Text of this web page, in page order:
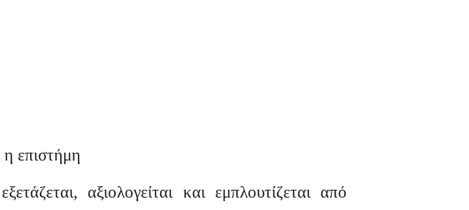
επιστήμη
αξιολογείται και εμπλουτίζεται από